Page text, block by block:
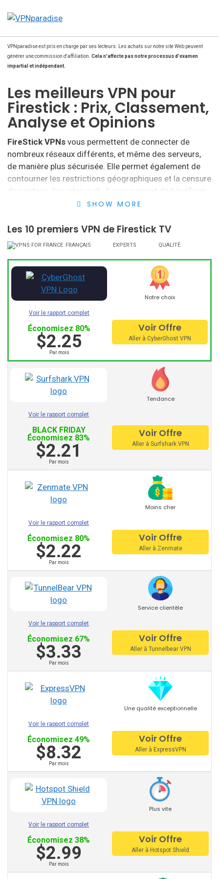
VPNparadise est pris en charge par ses lecteurs. Les achats sur notre site Web peuvent
générer une commission d'affiliation. Cela n'affecte pas notre processus d'examen
impartial et indépendant.
Les meilleurs VPN pour
Firestick : Prix, Classement,
Analyse et Opinions
FireStick VPNs vous permettent de connecter de
nombreux réseaux différents, et même des serveurs,
de manière plus sécurisée. Elle permet également de
contourner les restrictions géographiques et la censure
du contenu des sites web. Il vous permet de bénéficier
d’une meilleure navigation.
Bâton de feu estthelecteurAmazon streaming
fournisseurs qui fournissent le VPN pour Firestick
permettent également l’accès à Netflix, Spotify, Kodi et
HBO, ainsi qu’à des jeux et des applications.
Fournisseurs de services à
valeur ajoutée:
NordVPN
Ipvanish
Windscribe
Cyberghost
Avast VPN
VPN HideMyAss
ProtonVPN
TunnelBear
Astrill
VPN Unlimited
PrivateVPN
SaferVPN
Surfshark
Autres fournisseurs
recommandés:
VyprVPN
TorGuard
StrongVPN
Mullvad
AVG VPN
Trust Zone VPN
Surfeasy
Norton VPN
SHOW MORE
Les 10 premiers VPN de Firestick TV
FRANÇAIS EXPERTS QUALITÉ
Notre choix
Voir le rapport complet
Économisez 80%
$2.25
Par mois
Voir Offre
Aller à CyberGhost VPN
Tendance
Voir le rapport complet
BLACK FRIDAY
Économisez 83%
$2.21
Par mois
Voir Offre
Aller à Surfshark VPN
Moins cher
Voir le rapport complet
Économisez 80%
$2.22
Par mois
Voir Offre
Aller à Zenmate
Service clientèle
Voir le rapport complet
Économisez 67%
$3.33
Par mois
Voir Offre
Aller à Tunnelbear VPN
Une qualité exceptionnelle
Voir le rapport complet
Économisez 49%
$8.32
Par mois
Voir Offre
Aller à ExpressVPN
Plus vite
Voir le rapport complet
Économisez 38%
$2.99
Par mois
Voir Offre
Aller à Hotspot Shield